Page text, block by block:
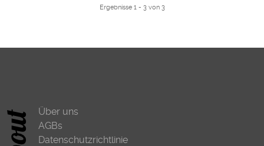
Ergebnisse 1 - 3 von 3
Über uns
AGBs
Datenschutzrichtlinie